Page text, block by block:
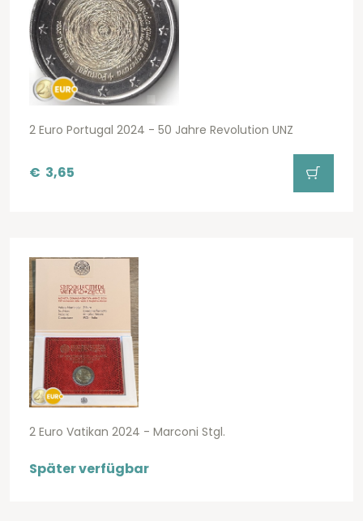
2 Euro Portugal 2024 - 50 Jahre Revolution UNZ
€ 3,65
2 Euro Vatikan 2024 - Marconi Stgl.
Später verfügbar